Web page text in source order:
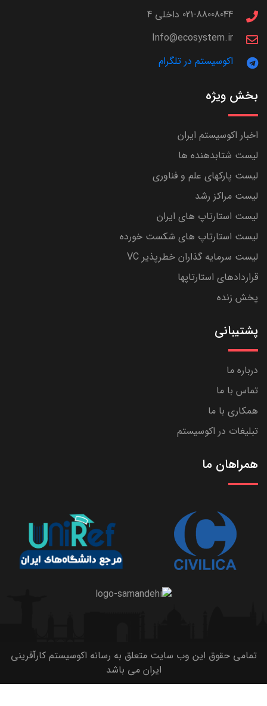
021-88008044 داخلی 4
Info@ecosystem.ir
اکوسیستم در تلگرام
بخش ویژه
اخبار اکوسیستم ایران
لیست شتابدهنده ها
لیست پارکهای علم و فناوری
لیست مراکز رشد
لیست استارتاپ های ایران
لیست استارتاپ های شکست خورده
لیست سرمایه گذاران خطرپذیر VC
قراردادهای استارتاپها
پخش زنده
پشتیبانی
درباره ما
تماس با ما
همکاری با ما
تبلیغات در اکوسیستم
همراهان ما
تمامی حقوق این وب سایت متعلق به رسانه اکوسیستم کارآفرینی
ایران می باشد